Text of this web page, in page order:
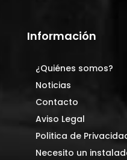
Información
¿Quiénes somos?
Noticias
Contacto
Aviso Legal
Politica de
Necesito un